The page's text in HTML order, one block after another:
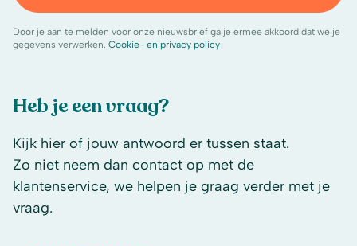
Heb je een vraag?
Kijk hier of jouw antwoord er tussen staat.
Zo niet neem dan contact op met de
klantenservice, we helpen je graag verder met je
vraag.
Door je aan te melden voor onze nieuwsbrief ga je ermee akkoord dat we je
gegevens verwerken. Cookie- en privacy policy